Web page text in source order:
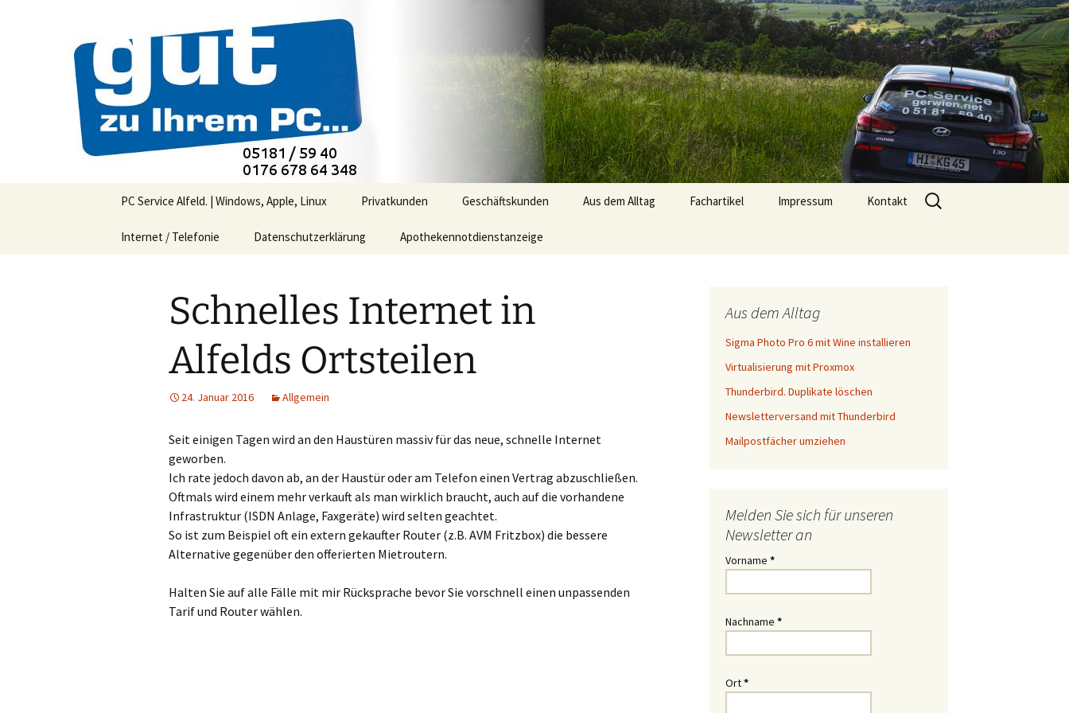
EDV-Beratung Gerwien | Tel. 05181 5940 |
0176 678 64 348
Zum
springen
PC Service Alfeld. | Windows, Apple, Linux Privatkunden Geschäftskunden
Praxisorientierte
Aus dem Alltag Fachartikel Impressum Kontakt
Internet / Telefonie Datenschutzerklärung Apothekennotdienstanzeige
Suchen
nach:
Schnelles Internet in
Alfelds Ortsteilen
24. Januar 2016 Allgemein
Seit einigen Tagen wird an den Haustüren massiv für das neue, schnelle Internet
geworben.
Ich rate jedoch davon ab, an der Haustür oder am Telefon einen Vertrag abzuschließen.
Oftmals wird einem mehr verkauft als man wirklich braucht, auch auf die vorhandene
Infrastruktur (ISDN Anlage, Faxgeräte) wird selten geachtet.
So ist zum Beispiel oft ein extern gekaufter Router (z.B. AVM Fritzbox) die bessere
Alternative gegenüber den offerierten Mietroutern.
Halten Sie auf alle Fälle mit mir Rücksprache bevor Sie vorschnell einen unpassenden
Tarif und Router wählen.
Aus dem Alltag
Sigma Photo Pro 6 mit Wine installieren
Virtualisierung mit Proxmox
Thunderbird. Duplikate löschen
Newsletterversand mit Thunderbird
Mailpostfächer umziehen
Melden Sie sich für unseren
Newsletter an
Vorname *
Nachname *
Ort*